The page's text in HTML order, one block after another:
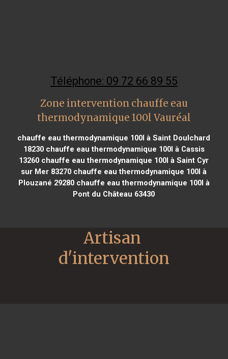
Téléphone: 09 72 66 89 55
Zone intervention chauffe eau
thermodynamique 100l Vauréal
chauffe eau thermodynamique 100l à Saint Doulchard
18230chauffe eau thermodynamique 100l à Cassis
13260 chauffe eau thermodynamique 100l à Saint Cyr
sur Mer 83270 chauffe eau thermodynamique 100l à
Plouzané 29280chauffe eau thermodynamique 100l à
Pont du Château 63430
Artisan
d'intervention